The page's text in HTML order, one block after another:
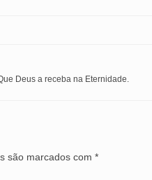
Deus a receba na Eternidade.
são marcados com *